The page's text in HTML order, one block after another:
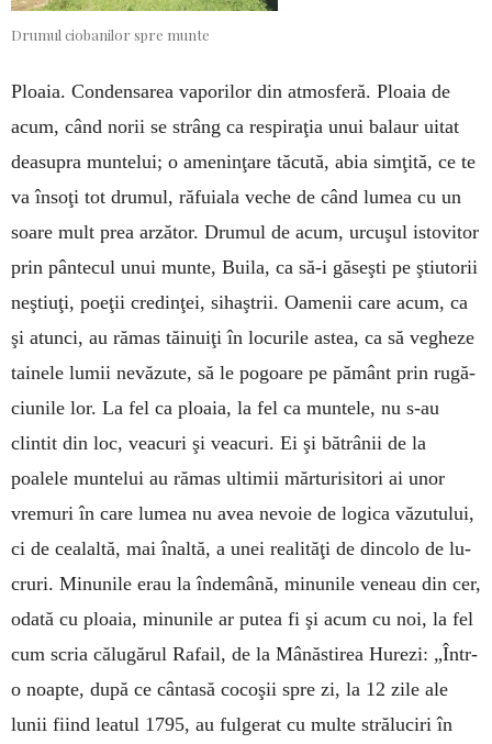
Drumul ciobanilor spre munte
Ploaia. Condensarea vaporilor din atmosferă. Ploa­ia de
acum, când norii se strâng ca respiraţia unui ba­laur uitat
deasupra muntelui; o ameninţare tăcută, abia simţită, ce te
va însoţi tot drumul, răfuiala veche de când lumea cu un
soare mult prea arzător. Drumul de acum, urcuşul istovitor
prin pântecul unui munte, Bui­la, ca să-i găseşti pe ştiutorii
neştiuţi, poeţii cre­dinţei, sihaştrii. Oamenii care acum, ca
şi atunci, au rămas tăi­nuiţi în locurile astea, ca să vegheze
tainele lumii ne­­văzute, să le pogoare pe pământ prin rugă­
ciunile lor. La fel ca ploaia, la fel ca muntele, nu s-au
clintit din loc, veacuri şi veacuri. Ei şi bătrânii de la
poalele mun­telui au rămas ultimii mărturisitori ai unor
vremuri în care lumea nu avea nevoie de logica văzutului,
ci de cealaltă, mai înaltă, a unei realităţi de dincolo de lu­
cruri. Minunile erau la îndemână, minu­nile veneau din cer,
odată cu ploaia, minunile ar putea fi şi acum cu noi, la fel
cum scria călugărul Rafail, de la Mâ­năstirea Hurezi: „Într-
o noapte, după ce cântasă cocoşii spre zi, la 12 zile ale
lunii fiind leatul 1795, au fulgerat cu multe străluciri în